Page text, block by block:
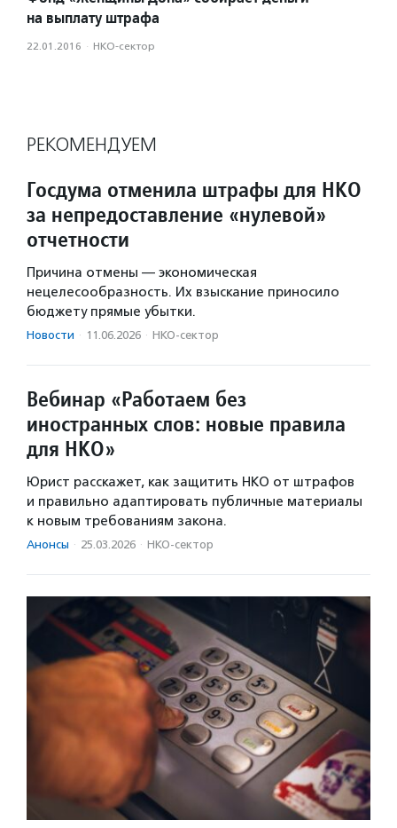
на выплату штрафа
22.01.2016 · НКО-сектор
РЕКОМЕНДУЕМ
Госдума отменила штрафы для НКО
за непредоставление «нулевой»
отчетности
Причина отмены — экономическая
нецелесообразность. Их взыскание приносило
бюджету прямые убытки.
Новости · 11.06.2026 · НКО-сектор
Вебинар «Работаем без
иностранных слов: новые правила
для НКО»
Юрист расскажет, как защитить НКО от штрафов
и правильно адаптировать публичные материалы
к новым требованиям закона.
Анонсы · 25.03.2026 · НКО-сектор